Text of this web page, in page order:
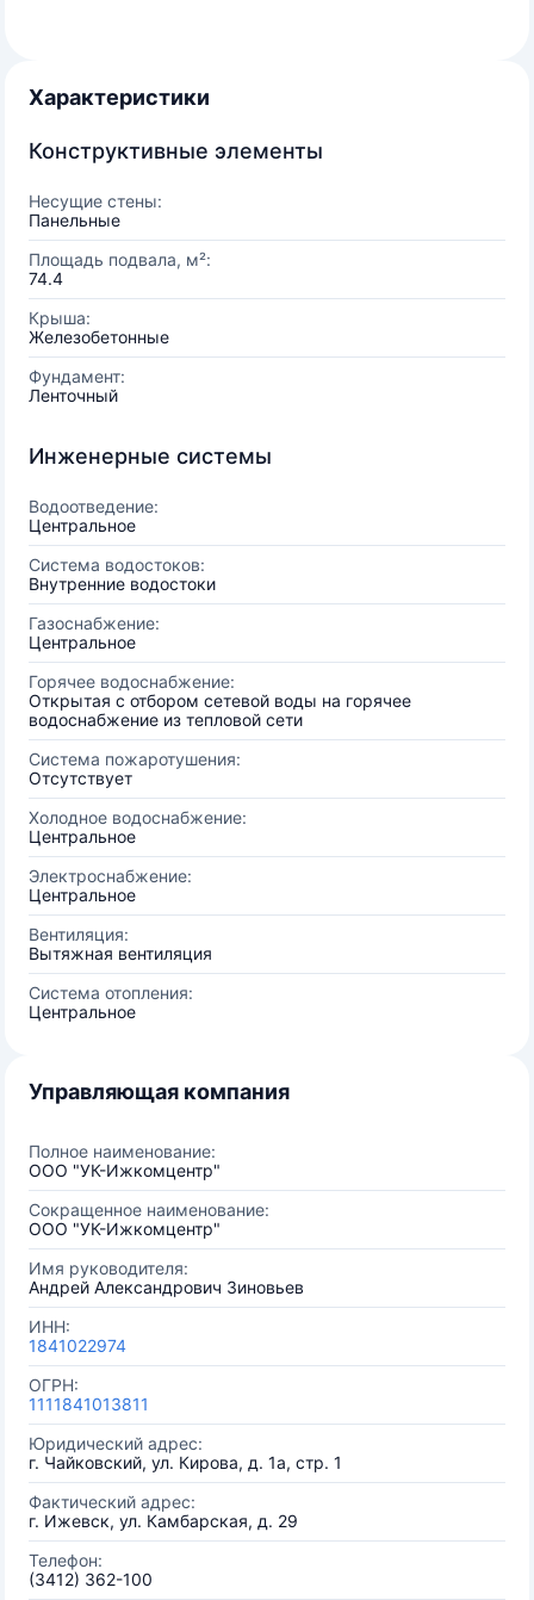
Характеристики
Конструктивные элементы
Несущие стены:
Панельные
Площадь подвала, м²:
74.4
Крыша:
Железобетонные
Фундамент:
Ленточный
Инженерные системы
Водоотведение:
Центральное
Система водостоков:
Внутренние водостоки
Газоснабжение:
Центральное
Горячее водоснабжение:
Открытая с отбором сетевой воды на горячее
водоснабжение из тепловой сети
Система пожаротушения:
Отсутствует
Холодное водоснабжение:
Центральное
Электроснабжение:
Центральное
Вентиляция:
Вытяжная вентиляция
Система отопления:
Центральное
Управляющая компания
Полное наименование:
ООО "УК-Ижкомцентр"
Сокращенное наименование:
ООО "УК-Ижкомцентр"
Имя руководителя:
Андрей Александрович Зиновьев
ИНН:
1841022974
ОГРН:
1111841013811
Юридический адрес:
г. Чайковский, ул. Кирова, д. 1а, стр. 1
Фактический адрес:
г. Ижевск, ул. Камбарская, д. 29
Телефон:
(3412) 362-100